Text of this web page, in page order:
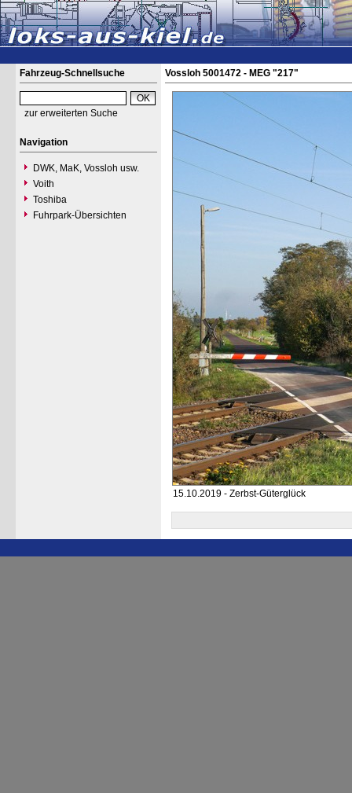
Fahrzeug-Schnellsuche
zur erweiterten Suche
Navigation
DWK, MaK, Vossloh usw.
Voith
Toshiba
Fuhrpark-Übersichten
Vossloh 5001472 - MEG "217"
15.10.2019 - Zerbst-Güterglück